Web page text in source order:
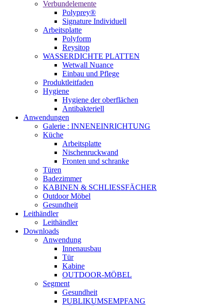
Verbundelemente
Polyprey®
Signature Individuell
Arbeitsplatte
Polyform
Reysitop
WASSERDICHTE PLATTEN
Wetwall Nuance
Einbau und Pflege
Produktleitfaden
Hygiene
Hygiene der oberflächen
Antibakteriell
Anwendungen
Galerie : INNENEINRICHTUNG
Küche
Arbeitsplatte
Nischenruckwand
Fronten und schranke
Türen
Badezimmer
KABINEN & SCHLIESSFÄCHER
Outdoor Möbel
Gesundheit
Leithändler
Leithändler
Downloads
Anwendung
Innenausbau
Tür
Kabine
OUTDOOR-MÖBEL
Segment
Gesundheit
PUBLIKUMSEMPFANG